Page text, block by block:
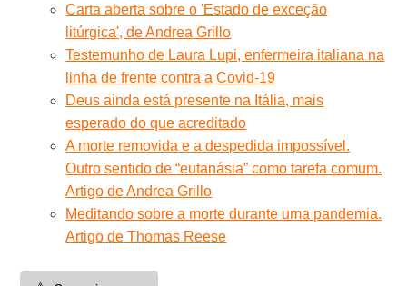
Carta aberta sobre o 'Estado de exceção
litúrgica', de Andrea Grillo
Testemunho de Laura Lupi, enfermeira italiana na
linha de frente contra a Covid-19
Deus ainda está presente na Itália, mais
esperado do que acreditado
A morte removida e a despedida impossível.
Outro sentido de “eutanásia” como tarefa comum.
Artigo de Andrea Grillo
Meditando sobre a morte durante uma pandemia.
Artigo de Thomas Reese